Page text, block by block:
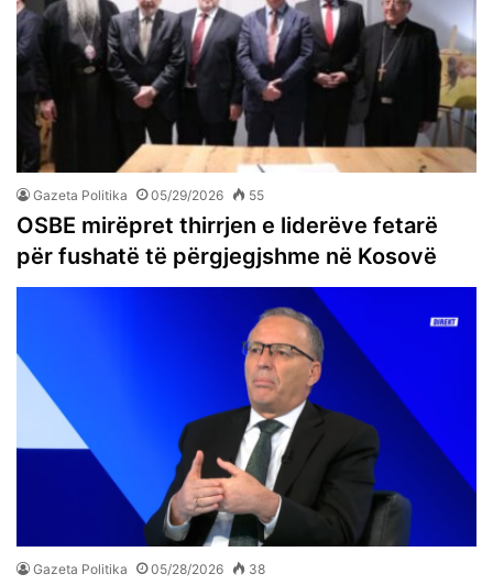
Gazeta Politika 05/29/2026 55
OSBE mirëpret thirrjen e liderëve fetarë
për fushatë të përgjegjshme në Kosovë
Gazeta Politika 05/28/2026 38